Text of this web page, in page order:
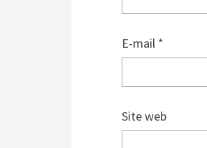
E-mail *
Site web